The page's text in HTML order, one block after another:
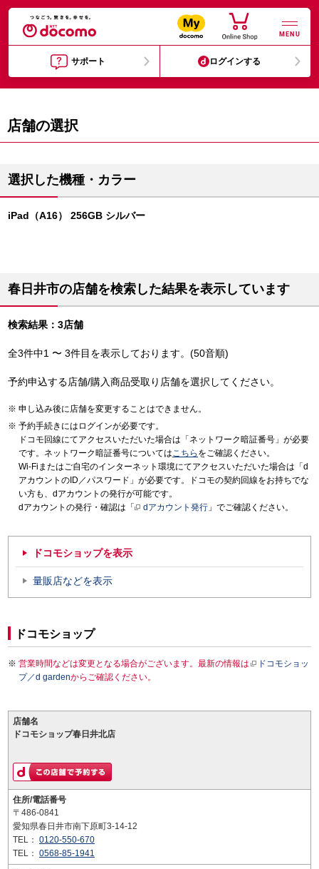
MENU
サポート ログインする
店舗の選択
選択した機種・カラー
iPad（A16） 256GB シルバー
春日井市の店舗を検索した結果を表示しています
検索結果：3店舗
全3件中1 〜 3件目を表示しております。(50音順)
予約申込する店舗/購入商品受取り店舗を選択してください。
申し込み後に店舗を変更することはできません。
予約手続きにはログインが必要です。
ドコモ回線にてアクセスいただいた場合は「ネットワーク暗証番号」が必要
です。ネットワーク暗証番号についてはこちら をご確認ください。
Wi-Fiまたはご自宅のインターネット環境にてアクセスいただいた場合は「d
アカウントのID／パスワード」が必要です。ドコモの契約回線をお持ちでな
い方も、dアカウントの発行が可能です。
dアカウントの発行・確認は「
dアカウント発行 」でご確認ください。
ドコモショップを表示
量販店などを表示
ドコモショップ
営業時間などは変更となる場合がございます。最新の情報は
ドコモショッ
プ／d gardenからご確認ください。
店舗名
ドコモショップ春日井北店
住所/電話番号
〒486-0841
愛知県春日井市南下原町3-14-12
TEL： 0120-550-670
TEL： 0568-85-1941